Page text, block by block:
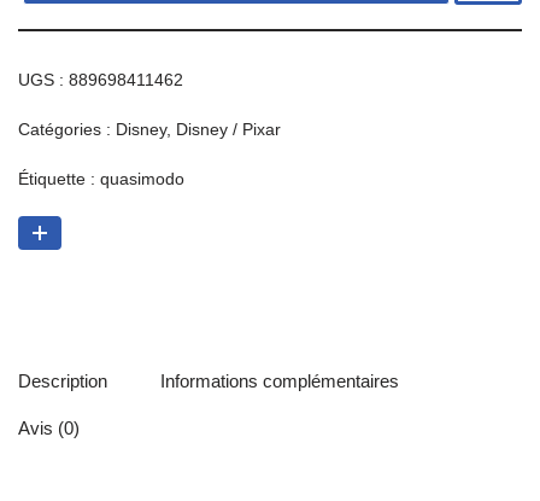
UGS : 889698411462
Catégories : Disney, Disney / Pixar
Étiquette : quasimodo
Description Informations complémentaires
Avis (0)